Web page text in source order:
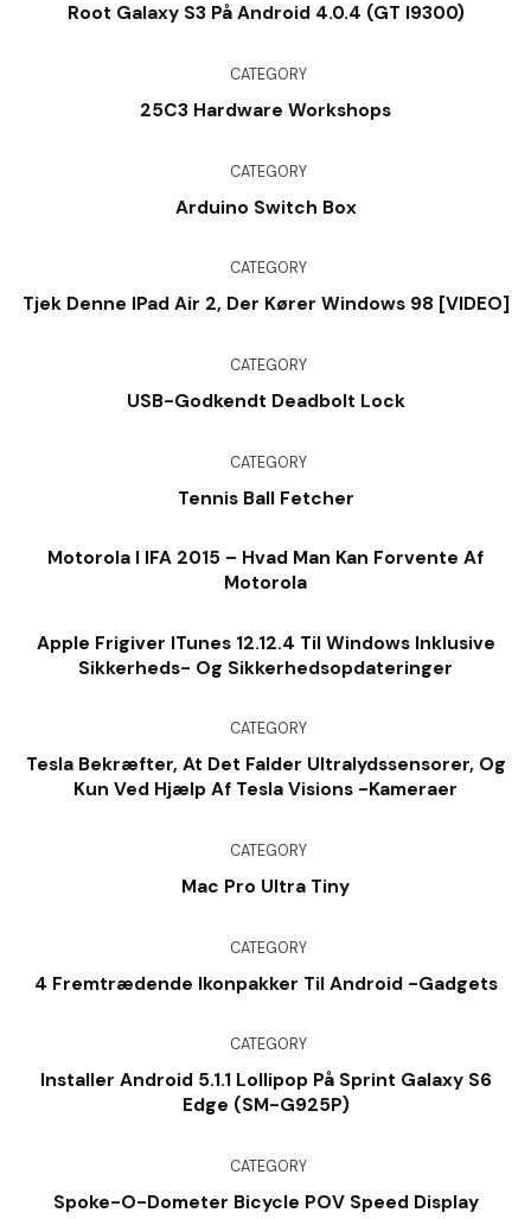
Root Galaxy S3 På Android 4.0.4 (GT I9300)
CATEGORY
25C3 Hardware Workshops
CATEGORY
Arduino Switch Box
CATEGORY
Tjek Denne IPad Air 2, Der Kører Windows 98 [VIDEO]
CATEGORY
USB-Godkendt Deadbolt Lock
CATEGORY
Tennis Ball Fetcher
Motorola I IFA 2015 – Hvad Man Kan Forvente Af
Motorola
Apple Frigiver ITunes 12.12.4 Til Windows Inklusive
Sikkerheds- Og Sikkerhedsopdateringer
CATEGORY
Tesla Bekræfter, At Det Falder Ultralydssensorer, Og
Kun Ved Hjælp Af Tesla Visions -kameraer
CATEGORY
Mac Pro Ultra Tiny
CATEGORY
4 Fremtrædende Ikonpakker Til Android -gadgets
CATEGORY
Installer Android 5.1.1 Lollipop På Sprint Galaxy S6
Edge (SM-G925P)
CATEGORY
Spoke-O-Dometer Bicycle POV Speed Display